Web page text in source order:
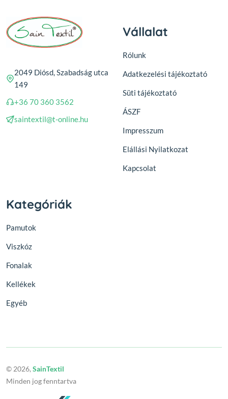
2049 Diósd, Szabadság utca
149
+36 70 360 3562
saintextil@t-online.hu
Vállalat
Rólunk
Adatkezelési tájékoztató
Süti tájékoztató
ÁSZF
Impresszum
Elállási Nyilatkozat
Kapcsolat
Kategóriák
Pamutok
Viszkóz
Fonalak
Kellékek
Egyéb
© 2026, SainTextil
Minden jog fenntartva